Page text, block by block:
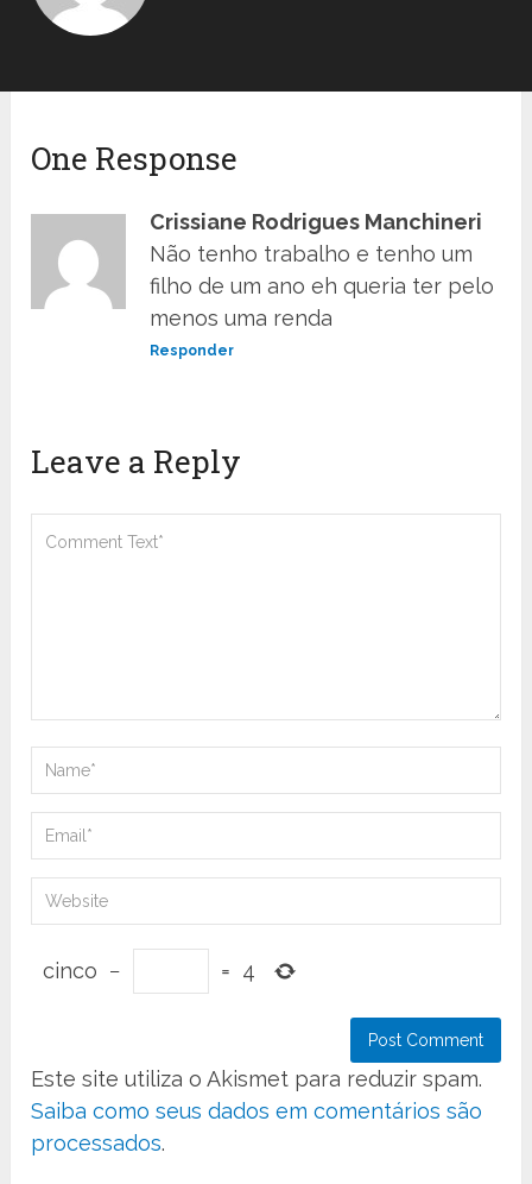
One Response
Crissiane Rodrigues Manchineri
Não tenho trabalho e tenho um
filho de um ano eh queria ter pelo
menos uma renda
Responder
Leave a Reply
cinco − = 4
Este site utiliza o Akismet para reduzir spam.
Saiba como seus dados em comentários são
processados.